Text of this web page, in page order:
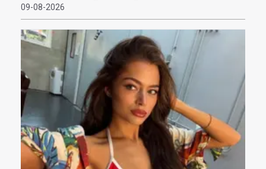
09-08-2026